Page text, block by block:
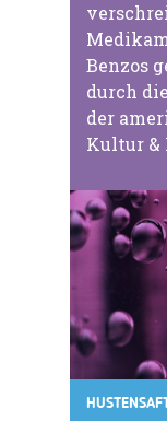
Benzos
durch
der
Kultur &